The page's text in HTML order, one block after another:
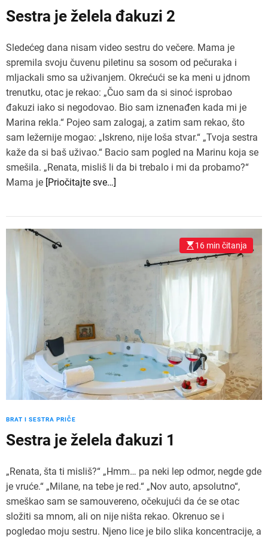
Sestra je želela đakuzi 2
Sledećeg dana nisam video sestru do večere. Mama je
spremila svoju čuvenu piletinu sa sosom od pečuraka i
mljackali smo sa uživanjem. Okrećući se ka meni u jdnom
trenutku, otac je rekao: „Čuo sam da si sinoć isprobao
đakuzi iako si negodovao. Bio sam iznenađen kada mi je
Marina rekla.“ Pojeo sam zalogaj, a zatim sam rekao, što
sam ležernije mogao: „Iskreno, nije loša stvar.“ „Tvoja sestra
kaže da si baš uživao.“ Bacio sam pogled na Marinu koja se
smešila. „Renata, misliš li da bi trebalo i mi da probamo?“
Mama je [Priočitajte sve…]
16 min čitanja
BRAT I SESTRA PRIČE
Sestra je želela đakuzi 1
„Renata, šta ti misliš?“ „Hmm… pa neki lep odmor, negde gde
je vruće.“ „Milane, na tebe je red.“ „Nov auto, apsolutno“,
smeškao sam se samouvereno, očekujući da će se otac
složiti sa mnom, ali on nije ništa rekao. Okrenuo se i
pogledao moju sestru. Njeno lice je bilo slika koncentracije, a